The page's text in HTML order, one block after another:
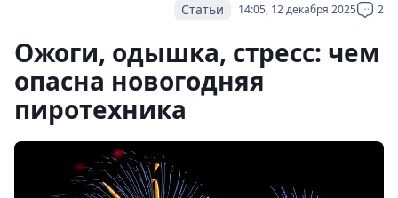
14:05, 12 декабря 2025 2
Статьи
Ожоги, одышка, стресс: чем
опасна новогодняя
пиротехника